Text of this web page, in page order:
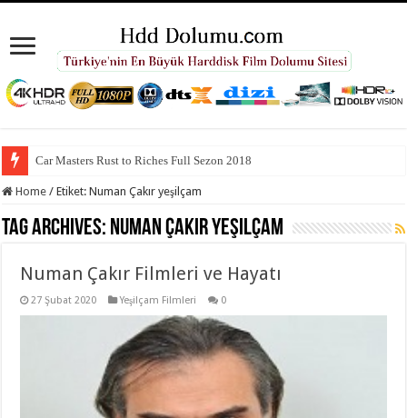
Car Masters Rust to Riches Full Sezon 2018
Home / Etiket:Numan Çakır yeşilçam
Tag Archives: Numan Çakır yeşilçam
Numan Çakır Filmleri ve Hayatı
27 Şubat 2020 Yeşilçam Filmleri 0